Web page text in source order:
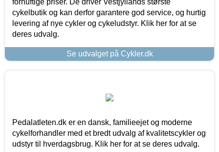
cykelbutik og kan derfor garantere god service, og hurtig
levering af nye cykler og cykeludstyr. Klik her for at se
deres udvalg.
Se udvalget på Cykler.dk
Pedalatleten.dk er en dansk, familieejet og moderne
cykelforhandler med et bredt udvalg af kvalitetscykler og
udstyr til hverdagsbrug. Klik her for at se deres udvalg.